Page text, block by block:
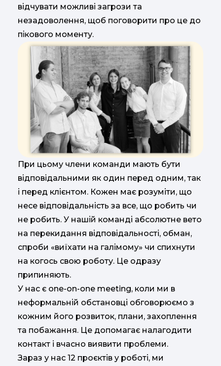
відчувати можливі загрози та
незадоволення, щоб поговорити про це до
пікового моменту.
При цьому члени команди мають бути
відповідальними як один перед одним, так
і перед клієнтом. Кожен має розуміти, що
несе відповідальність за все, що робить чи
не робить. У нашій команді абсолютне вето
на перекидання відповідальності, обман,
спроби «виїхати на галімому» чи спихнути
на когось свою роботу. Це одразу
припиняють.
У нас є one-on-one meeting, коли ми в
неформальній обстановці обговорюємо з
кожним його розвиток, плани, захоплення
та побажання. Це допомагає налагодити
контакт і вчасно виявити проблеми.
Зараз у нас 12 проєктів у роботі, ми